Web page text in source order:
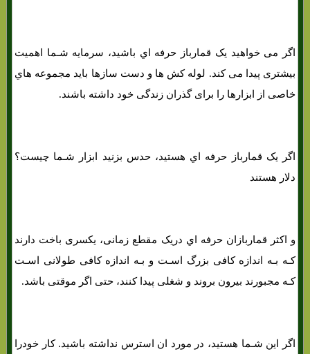
اگر می خواهید یک قمارباز حرفه اي باشید، سرمایه شـما اهمیت
بیشتری پیدا می کند. لوله کش ها و دست سازها باید مجموعه هاي‌
خاصی از ابزارها را برای گذران زندگی خود داشته باشند.
اگر یک قمارباز حرفه اي هستید، حدس بزنید ابزار شـما چیست؟
دلار هستند
و اکثر قماربازان حرفه اي دریک مقطع زمانی، یکسری باخت دارند
کـه بـه اندازه کافی بزرگ اسـت و بـه اندازه کافی طولانی اسـت
کـه مجبورند بیرون بروند و شغلی پیدا کنند، حتی اگر موقتی باشد.
اگر این شـما هستید، در مورد ان استرس نداشته باشید. کار خودرا